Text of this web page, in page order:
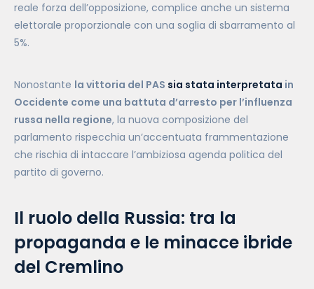
reale forza dell’opposizione, complice anche un sistema
elettorale proporzionale con una soglia di sbarramento al
5%.
Nonostante la vittoria del PAS sia stata interpretata in
Occidente come una battuta d’arresto per l’influenza
russa nella regione, la nuova composizione del
parlamento rispecchia un’accentuata frammentazione
che rischia di intaccare l’ambiziosa agenda politica del
partito di governo.
Il ruolo della Russia: tra la
propaganda e le minacce ibride
del Cremlino